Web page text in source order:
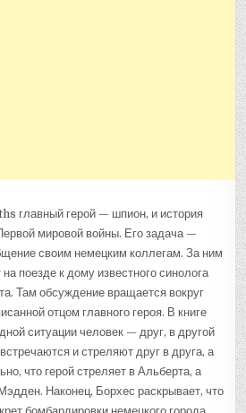
главный герой — шпион, и история
мировой войны. Его задача —
своим немецким коллегам. За ним
поезде к дому известного синолога
Там обсуждение вращается вокруг
отцом главного героя. В книге
ситуации человек — друг, в другой
и стреляют друг в друга, а
что герой стреляет в Альберта, а
Наконец, Борхес раскрывает, что